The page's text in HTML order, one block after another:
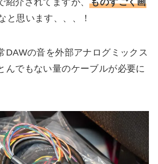
紹介されてますが、ものすごく画
と思います、、、！
DAWの音を外部アナログミックス
んでもない量のケーブルが必要に